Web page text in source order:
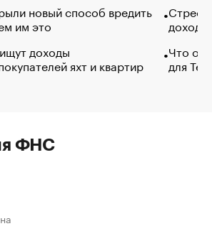
новый способ вредить
им это
доходы
яхт и квартир
Что
для
ФНС